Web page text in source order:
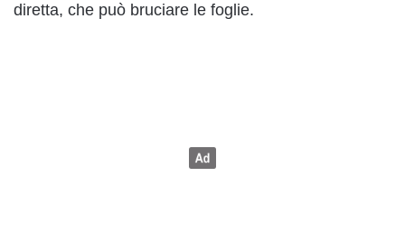
diretta, che può bruciare le foglie.